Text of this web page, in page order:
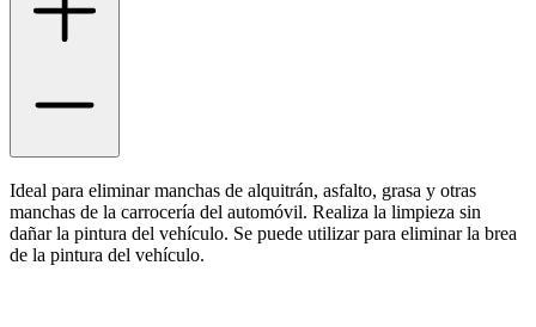
Ideal para eliminar manchas de alquitrán, asfalto, grasa y otras
manchas de la carrocería del automóvil. Realiza la limpieza sin
dañar la pintura del vehículo. Se puede utilizar para eliminar la brea
de la pintura del vehículo.